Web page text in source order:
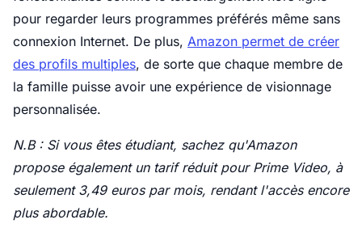
pour regarder leurs programmes préférés même sans
connexion Internet. De plus, Amazon permet de créer
des profils multiples, de sorte que chaque membre de
la famille puisse avoir une expérience de visionnage
personnalisée.
N.B : Si vous êtes étudiant, sachez qu'Amazon
propose également un tarif réduit pour Prime Video, à
seulement 3,49 euros par mois, rendant l'accès encore
plus abordable.